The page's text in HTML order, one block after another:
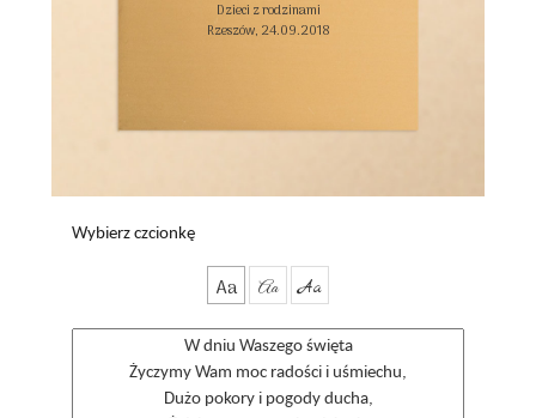
Dzieci z rodzinami
Rzeszów, 24.09.2018
Wybierz czcionkę
Aa Aa Aa